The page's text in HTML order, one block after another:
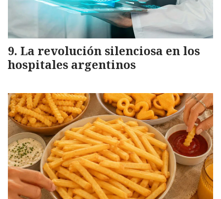
La revolución silenciosa en los
hospitales argentinos